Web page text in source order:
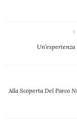
Alla Scoperta Del Parco